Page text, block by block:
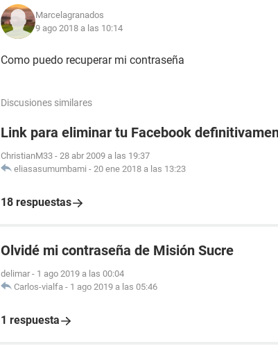
Marcelagranados
9 ago 2018 a las 10:14
Como puedo recuperar mi contraseña
Discusiones similares
Link para eliminar tu Facebook
ChristianM33 - 28 abr 2009 a las 19:37
eliasasumumbami - 20 ene 2018 a las 13:23
18 respuestas
Olvidé mi contraseña de Misión Sucre
delimar - 1 ago 2019 a las 00:04
Carlos-vialfa - 1 ago 2019 a las 05:46
1 respuesta